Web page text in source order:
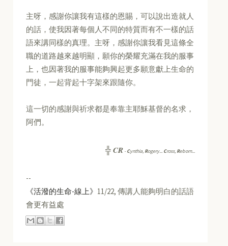
主呀，感謝你讓我有這樣的恩賜，可以說出造就人
的話，使我因著每個人不同的特質而有不一樣的話
語來講同樣的真理。主呀，感謝你讓我看見這條全
職的道路越來越明顯，願你的榮耀充滿在我的服事
上，也因著我的服事能夠興起更多願意獻上生命的
門徒，一起背起十字架來跟隨你。
這一切的感謝與祈求都是奉靠主耶穌基督的名求，
阿們。
╬CR -Cynthia, Rogery... Cross, Reborn...
--
《活潑的生命-線上》 11/22, 傳講人能夠明白的話語
會更有益處